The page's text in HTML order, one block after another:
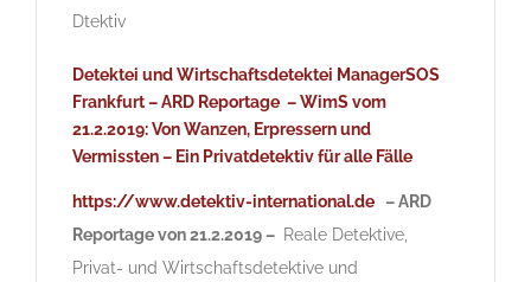
Dtektiv
Detektei und Wirtschaftsdetektei ManagerSOS
Frankfurt –ARD Reportage – WimS vom
21.2.2019: Von Wanzen, Erpressern und
Vermissten – Ein Privatdetektiv für alle Fälle
https://www.detektiv-international.de – ARD
Reportage von 21.2.2019 – Reale Detektive,
Privat- und Wirtschaftsdetektive und